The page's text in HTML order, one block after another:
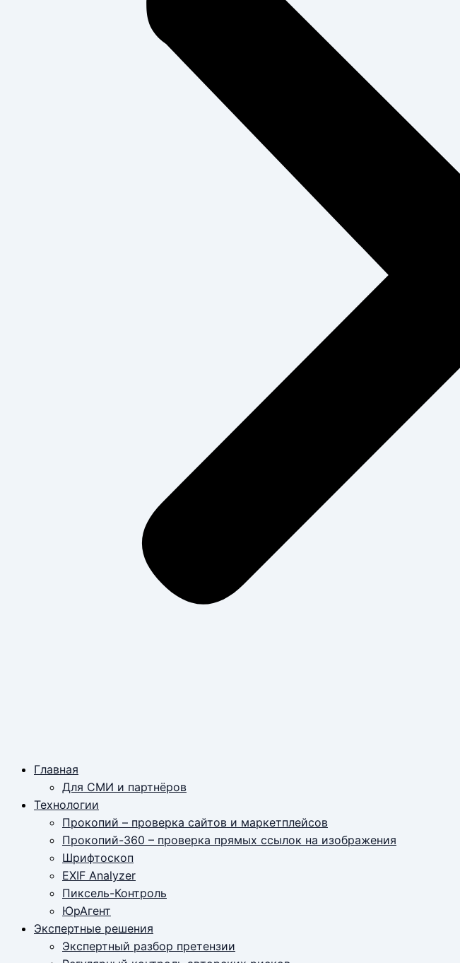
Главная
Для СМИ и партнёров
Технологии
Прокопий – проверка сайтов и маркетплейсов
Прокопий-360 – проверка прямых ссылок на изображения
Шрифтоскоп
EXIF Analyzer
Пиксель-Контроль
ЮрАгент
Экспертные решения
Экспертный разбор претензии